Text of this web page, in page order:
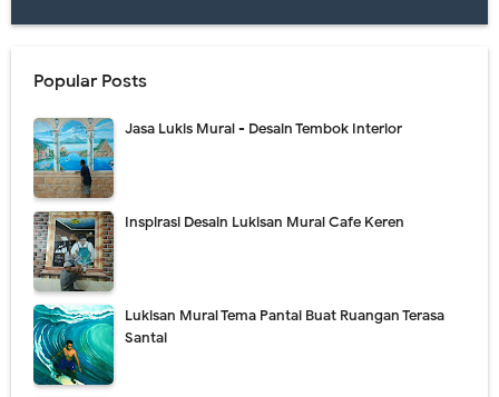
Popular Posts
Jasa Lukis Mural - Desain Tembok Interior
Inspirasi Desain Lukisan Mural Cafe Keren
Lukisan Mural Tema Pantai Buat Ruangan Terasa
Santai